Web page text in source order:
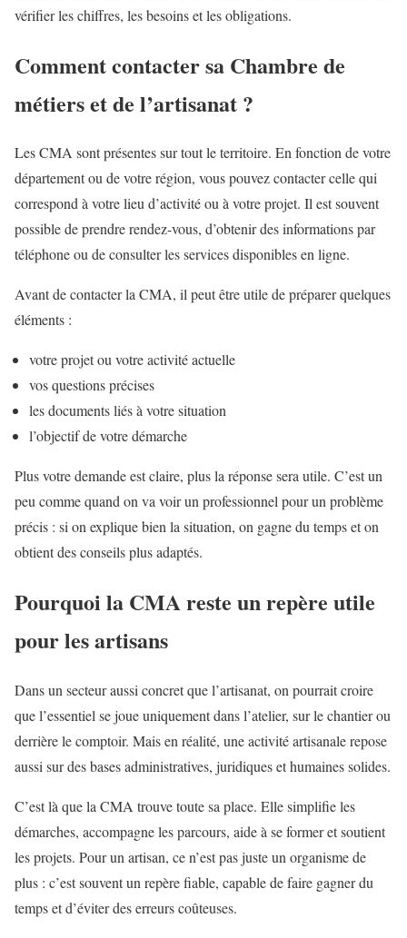
vérifier les chiffres, les besoins et les obligations.
Comment contacter sa Chambre de
métiers et de l’artisanat ?
Les CMA sont présentes sur tout le territoire. En fonction de votre
département ou de votre région, vous pouvez contacter celle qui
correspond à votre lieu d’activité ou à votre projet. Il est souvent
possible de prendre rendez-vous, d’obtenir des informations par
téléphone ou de consulter les services disponibles en ligne.
Avant de contacter la CMA, il peut être utile de préparer quelques
éléments :
votre projet ou votre activité actuelle
vos questions précises
les documents liés à votre situation
l’objectif de votre démarche
Plus votre demande est claire, plus la réponse sera utile. C’est un
peu comme quand on va voir un professionnel pour un problème
précis : si on explique bien la situation, on gagne du temps et on
obtient des conseils plus adaptés.
Pourquoi la CMA reste un repère utile
pour les artisans
Dans un secteur aussi concret que l’artisanat, on pourrait croire
que l’essentiel se joue uniquement dans l’atelier, sur le chantier ou
derrière le comptoir. Mais en réalité, une activité artisanale repose
aussi sur des bases administratives, juridiques et humaines solides.
C’est là que la CMA trouve toute sa place. Elle simplifie les
démarches, accompagne les parcours, aide à se former et soutient
les projets. Pour un artisan, ce n’est pas juste un organisme de
plus : c’est souvent un repère fiable, capable de faire gagner du
temps et d’éviter des erreurs coûteuses.